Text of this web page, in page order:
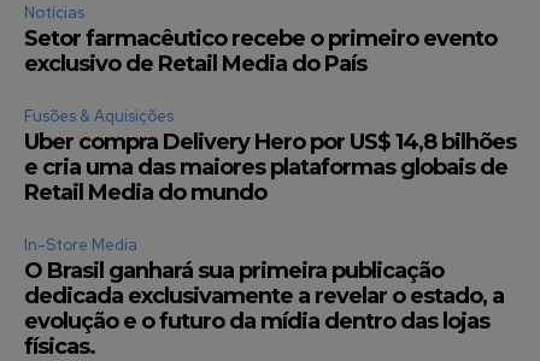
Notícias
Setor farmacêutico recebe o primeiro evento
exclusivo de Retail Media do País
Fusões & Aquisições
Uber compra Delivery Hero por US$ 14,8 bilhões
e cria uma das maiores plataformas globais de
Retail Media do mundo
In-Store Media
O Brasil ganhará sua primeira publicação
dedicada exclusivamente a revelar o estado, a
evolução e o futuro da mídia dentro das lojas
físicas.